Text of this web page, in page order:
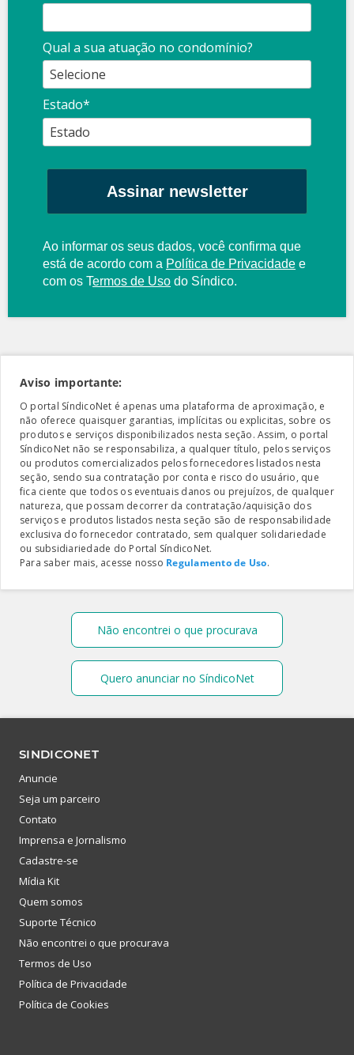
Qual a sua atuação no condomínio?
Estado*
Assinar newsletter
Ao informar os seus dados, você confirma que
está de acordo com a Política de Privacidade e
com os Termos de Uso do Síndico.
Aviso importante:
O portal SíndicoNet é apenas uma plataforma de aproximação, e
não oferece quaisquer garantias, implícitas ou explicitas, sobre os
produtos e serviços disponibilizados nesta seção. Assim, o portal
SíndicoNet não se responsabiliza, a qualquer título, pelos serviços
ou produtos comercializados pelos fornecedores listados nesta
seção, sendo sua contratação por conta e risco do usuário, que
fica ciente que todos os eventuais danos ou prejuízos, de qualquer
natureza, que possam decorrer da contratação/aquisição dos
serviços e produtos listados nesta seção são de responsabilidade
exclusiva do fornecedor contratado, sem qualquer solidariedade
ou subsidiariedade do Portal SíndicoNet.
Para saber mais, acesse nosso Regulamento de Uso.
Não encontrei o que procurava
Quero anunciar no SíndicoNet
SINDICONET
Anuncie
Seja um parceiro
Contato
Imprensa e Jornalismo
Cadastre-se
Mídia Kit
Quem somos
Suporte Técnico
Não encontrei o que procurava
Termos de Uso
Política de Privacidade
Política de Cookies